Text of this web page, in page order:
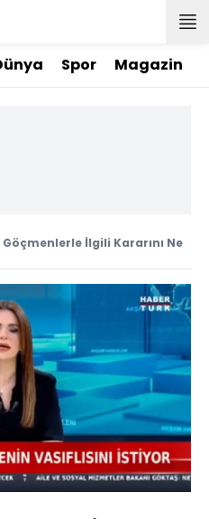
Spor Magazin
İlgili Kararını Ne
Oynatma
Hızı